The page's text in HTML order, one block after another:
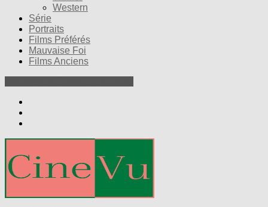
Western
Série
Portraits
Films Préférés
Mauvaise Foi
Films Anciens